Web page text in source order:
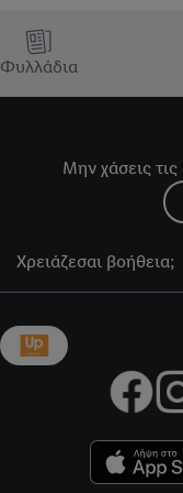
Φυλλάδια
Μην χάσεις
Χρειάζεσαι βοήθεια;